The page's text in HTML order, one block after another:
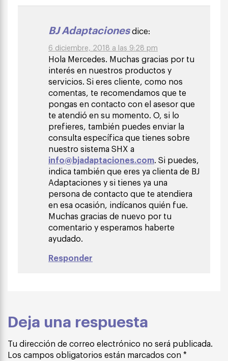
BJ Adaptacionesdice:
6 diciembre, 2018 a las 9:28 pm
Hola Mercedes. Muchas gracias por tu
interés en nuestros productos y
servicios. Si eres cliente, como nos
comentas, te recomendamos que te
pongas en contacto con el asesor que
te atendió en su momento. O, si lo
prefieres, también puedes enviar la
consulta específica que tienes sobre
nuestro sistema SHX a
info@bjadaptaciones.com. Si puedes,
indica también que eres ya clienta de BJ
Adaptaciones y si tienes ya una
persona de contacto que te atendiera
en esa ocasión, indícanos quién fue.
Muchas gracias de nuevo por tu
comentario y esperamos haberte
ayudado.
Responder
Deja una respuesta
Tu dirección de correo electrónico no será publicada.
Los campos obligatorios están marcados con *